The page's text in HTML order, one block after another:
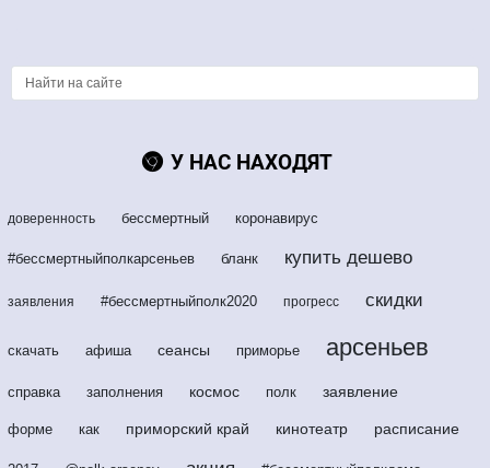
У НАС НАХОДЯТ
доверенность бессмертный коронавирус
#бессмертныйполкарсеньев бланк купить дешево
заявления #бессмертныйполк2020 прогресс скидки
скачать афиша сеансы приморье арсеньев
справка заполнения космос полк заявление
форме как приморский край кинотеатр расписание